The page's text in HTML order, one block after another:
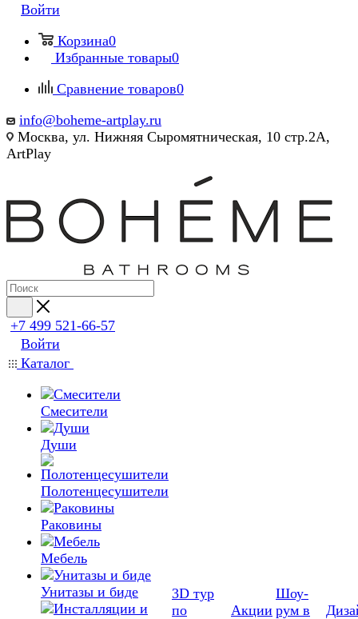
Войти
Корзина0
Избранные товары0
Сравнение товаров0
info@boheme-artplay.ru
Москва, ул. Нижняя Сыромятническая, 10 стр.2А,
ArtPlay
+7 499 521-66-57
Войти
Каталог
Смесители
Души
Полотенцесушители
Раковины
Мебель
Унитазы и биде
3D тур
по
Акции
Шоу-
рум в